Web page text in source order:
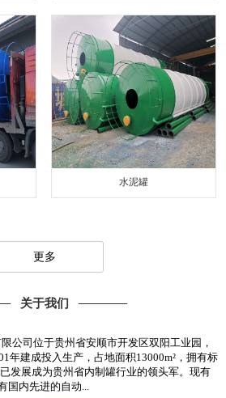
水泥罐
更多
关于我们
公司位于贵州省安顺市开发区双阳工业园，
年建成投入生产，占地面积13000m²，拥有标
发展成为贵州省内制罐行业的领头军。现有
国内先进的自动...